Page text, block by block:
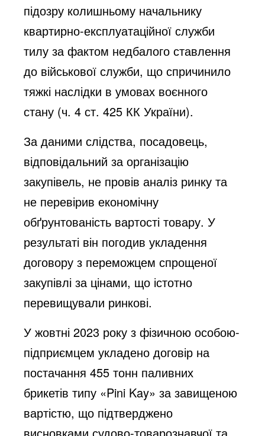
підозру колишньому начальнику
квартирно-експлуатаційної служби
тилу за фактом недбалого ставлення
до військової служби, що спричинило
тяжкі наслідки в умовах воєнного
стану (ч. 4 ст. 425 КК України).
За даними слідства, посадовець,
відповідальний за організацію
закупівель, не провів аналіз ринку та
не перевірив економічну
обґрунтованість вартості товару. У
результаті він погодив укладення
договору з переможцем спрощеної
закупівлі за цінами, що істотно
перевищували ринкові.
У жовтні 2023 року з фізичною особою-
підприємцем укладено договір на
постачання 455 тонн паливних
брикетів типу «Pini Kay» за завищеною
вартістю, що підтверджено